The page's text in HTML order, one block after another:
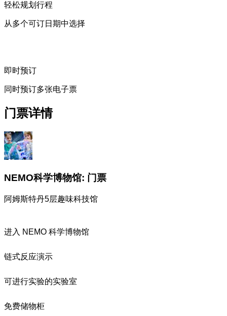
轻松规划行程
从多个可订日期中选择
即时预订
同时预订多张电子票
门票详情
NEMO科学博物馆: 门票
阿姆斯特丹5层趣味科技馆
进入 NEMO 科学博物馆
链式反应演示
可进行实验的实验室
免费储物柜